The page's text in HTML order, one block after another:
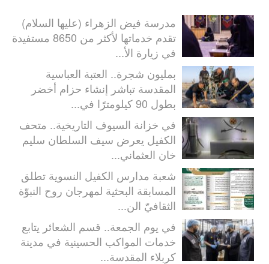
مدرسة فيض الزهراء (عليها السلام)
تقدم خدماتها لأكثر من 8650 مستفيدة
في زيارة الأ...
بمليون شجرة.. العتبة العباسية
المقدسة تباشر إنشاء حزام أخضر
بطول 90 كيلومترًا في...
في خزانة السيوف التاريخية.. متحف
الكفيل يعرض سيف السلطان سليم
خان العثماني...
شعبة مدارس الكفيل النسوية تطلق
المسابقة البحثية لمهرجان روح النبوّة
الثقافيّ الن...
في يوم الجمعة.. قسم الشعائر يتابع
خدمات المواكب الحسينية في مدينة
كربلاء المقدسة...